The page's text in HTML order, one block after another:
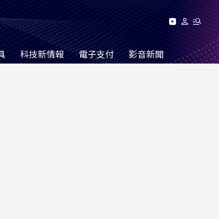
科技新情報 電子支付 影音新聞